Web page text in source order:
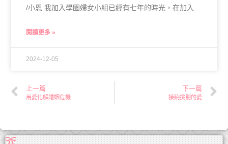
/小恩 我加入學園婦女小組已經有七年的時光，在加入
閱讀更多 »
2024-12-05
上一篇
用愛化解婚姻危機
下一篇
接納挑剔的愛